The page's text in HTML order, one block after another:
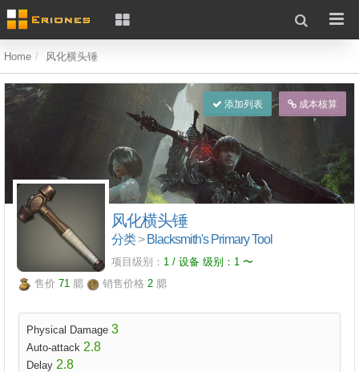
Home 风化横头锤
添加列表 成本核算
风化横头锤
分类> Blacksmith's Primary Tool
项目级别： 1 / 设备 级别： 1 〜
售价 71 腮 销售价格 2 腮
Physical Damage 3
Auto-attack 2.8
Delay 2.8